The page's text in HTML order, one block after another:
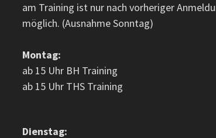
am Training ist nur nach vorheriger
möglich. (Ausnahme Sonntag)
Montag:
ab 15 Uhr BH Training
ab 15 Uhr THS Training
Dienstag: